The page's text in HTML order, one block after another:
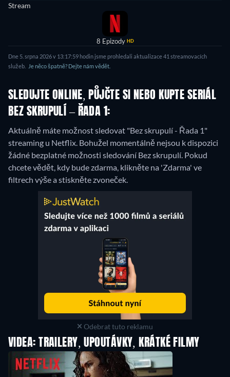
Stream
8 Epizody HD
Dne 5. srpna 2026 v 13:17:59 hodin jsme prohledali aktualizace 41 streamovacích
služeb.
Je něco špatně? Dejte nám vědět.
SLEDUJTE ONLINE, PŮJČTE SI NEBO KUPTE SERIÁL
BEZ SKRUPULÍ – ŘADA 1:
Aktuálně máte možnost sledovat "Bez skrupulí - Řada 1"
streaming u Netflix. Bohužel momentálně nejsou k dispozici
žádné bezplatné možnosti sledování Bez skrupulí. Pokud
chcete vědět, kdy bude zdarma, klikněte na 'Zdarma' ve
filtrech výše a stiskněte zvoneček.
Odebrat tuto reklamu
VIDEA: TRAILERY, UPOUTÁVKY, KRÁTKÉ FILMY